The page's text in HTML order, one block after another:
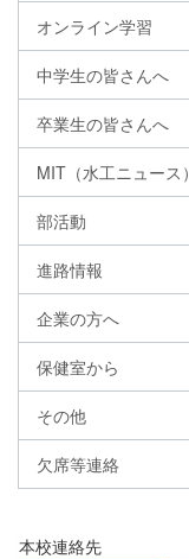
オンライン学習
中学生の皆さんへ
卒業生の皆さんへ
MIT（水工ニュース）
部活動
進路情報
企業の方へ
保健室から
その他
欠席等連絡
本校連絡先